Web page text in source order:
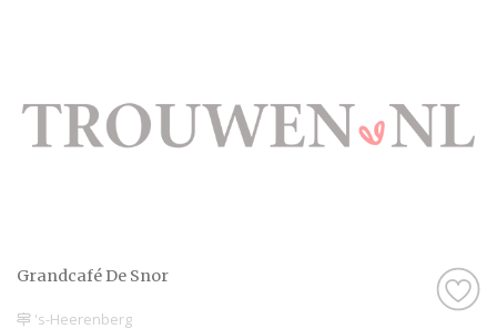
Grandcafé De Snor
's-Heerenberg